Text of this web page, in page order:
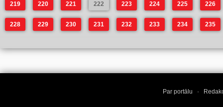
219 220 221 222 223 224 225 226
228 229 230 231 232 233 234 235
Par portālu ·